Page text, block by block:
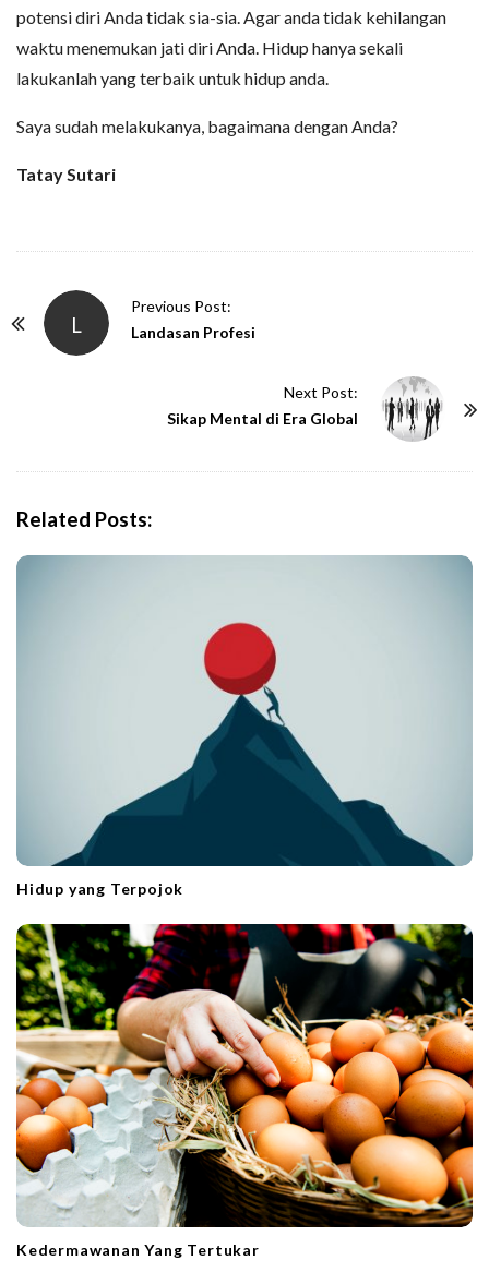
potensi diri Anda tidak sia-sia. Agar anda tidak kehilangan
waktu menemukan jati diri Anda. Hidup hanya sekali
lakukanlah yang terbaik untuk hidup anda.
Saya sudah melakukanya, bagaimana dengan Anda?
Tatay Sutari
L
Previous Post:
Landasan Profesi
Next Post:
Sikap Mental di Era Global
Related Posts:
Hidup yang Terpojok
Kedermawanan Yang Tertukar